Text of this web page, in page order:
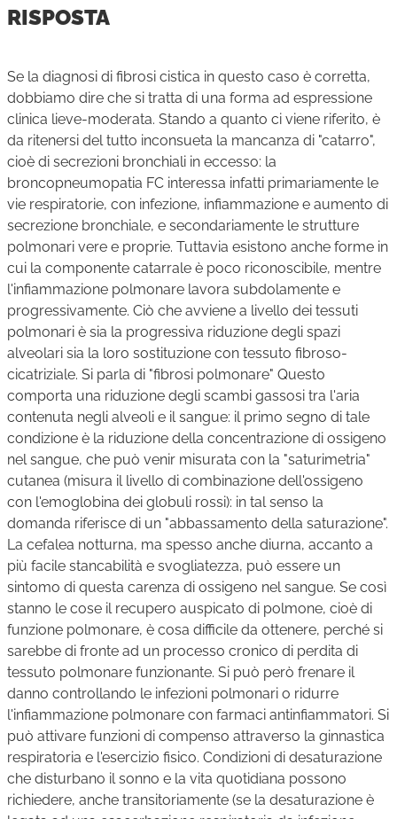
RISPOSTA
Se la diagnosi di fibrosi cistica in questo caso è corretta,
dobbiamo dire che si tratta di una forma ad espressione
clinica lieve-moderata. Stando a quanto ci viene riferito, è
da ritenersi del tutto inconsueta la mancanza di "catarro",
cioè di secrezioni bronchiali in eccesso: la
broncopneumopatia FC interessa infatti primariamente le
vie respiratorie, con infezione, infiammazione e aumento di
secrezione bronchiale, e secondariamente le strutture
polmonari vere e proprie. Tuttavia esistono anche forme in
cui la componente catarrale è poco riconoscibile, mentre
l'infiammazione polmonare lavora subdolamente e
progressivamente. Ciò che avviene a livello dei tessuti
polmonari è sia la progressiva riduzione degli spazi
alveolari sia la loro sostituzione con tessuto fibroso-
cicatriziale. Si parla di "fibrosi polmonare" Questo
comporta una riduzione degli scambi gassosi tra l'aria
contenuta negli alveoli e il sangue: il primo segno di tale
condizione è la riduzione della concentrazione di ossigeno
nel sangue, che può venir misurata con la "saturimetria"
cutanea (misura il livello di combinazione dell'ossigeno
con l'emoglobina dei globuli rossi): in tal senso la
domanda riferisce di un "abbassamento della saturazione".
La cefalea notturna, ma spesso anche diurna, accanto a
più facile stancabilità e svogliatezza, può essere un
sintomo di questa carenza di ossigeno nel sangue. Se così
stanno le cose il recupero auspicato di polmone, cioè di
funzione polmonare, è cosa difficile da ottenere, perché si
sarebbe di fronte ad un processo cronico di perdita di
tessuto polmonare funzionante. Si può però frenare il
danno controllando le infezioni polmonari o ridurre
l'infiammazione polmonare con farmaci antinfiammatori. Si
può attivare funzioni di compenso attraverso la ginnastica
respiratoria e l'esercizio fisico. Condizioni di desaturazione
che disturbano il sonno e la vita quotidiana possono
richiedere, anche transitoriamente (se la desaturazione è